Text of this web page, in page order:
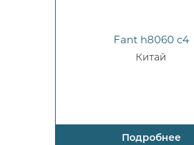
Fant h8060 c4
Китай
Подробнее